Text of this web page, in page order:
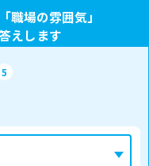
職場の雰囲気」
えします
5